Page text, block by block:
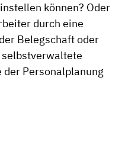
können? Oder
durch eine
Belegschaft oder
Personalplanung